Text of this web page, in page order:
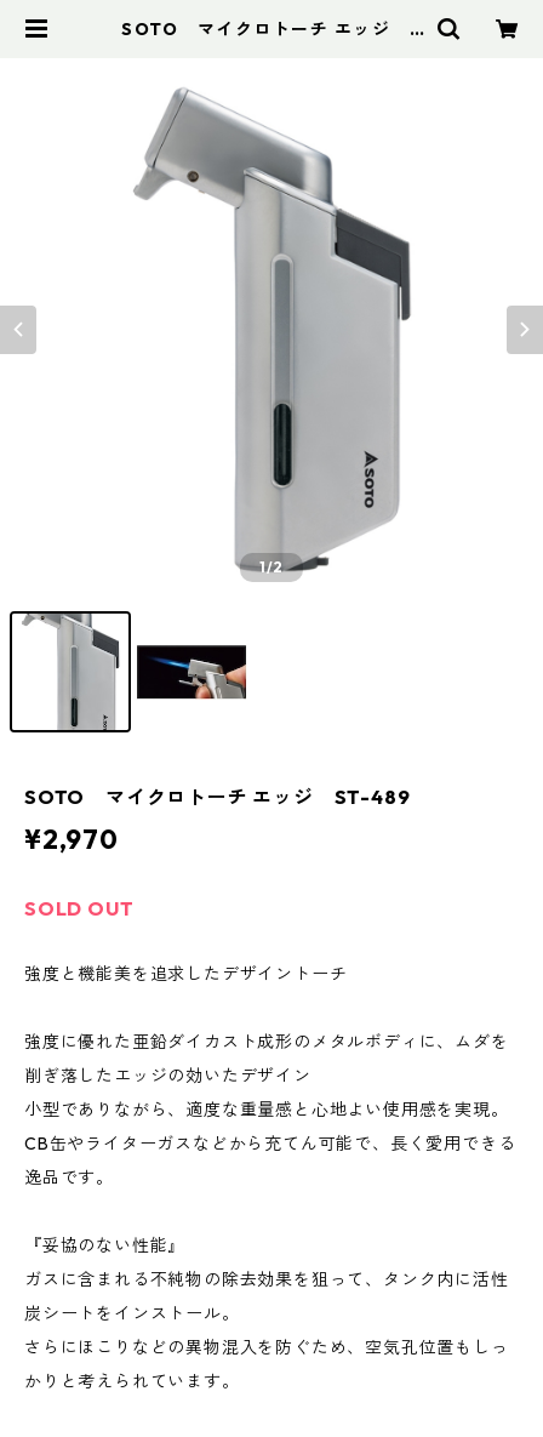
SOTO マイクロトーチ エッジ S
1/2
SOTO マイクロトーチ エッジ ST-489
¥2,970
SOLD OUT
強度と機能美を追求したデザイントーチ
強度に優れた亜鉛ダイカスト成形のメタルボディに、ムダを
削ぎ落したエッジの効いたデザイン
小型でありながら、適度な重量感と心地よい使用感を実現。
CB缶やライターガスなどから充てん可能で、長く愛用できる
逸品です。
『妥協のない性能』
ガスに含まれる不純物の除去効果を狙って、タンク内に活性
炭シートをインストール。
さらにほこりなどの異物混入を防ぐため、空気孔位置もしっ
かりと考えられています。